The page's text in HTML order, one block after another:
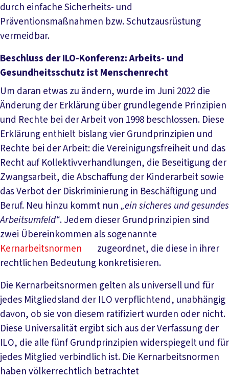
durch einfache Sicherheits- und
Präventionsmaßnahmen bzw. Schutzausrüstung
vermeidbar.
Beschluss der ILO-Konferenz: Arbeits- und
Gesundheitsschutz ist Menschenrecht
Um daran etwas zu ändern, wurde im Juni 2022 die
Änderung der Erklärung über grundlegende Prinzipien
und Rechte bei der Arbeit von 1998 beschlossen. Diese
Erklärung enthielt bislang vier Grundprinzipien und
Rechte bei der Arbeit: die Vereinigungsfreiheit und das
Recht auf Kollektivverhandlungen, die Beseitigung der
Zwangsarbeit, die Abschaffung der Kinderarbeit sowie
das Verbot der Diskriminierung in Beschäftigung und
Beruf. Neu hinzu kommt nun„ein sicheres und gesundes
Arbeitsumfeld“. Jedem dieser Grundprinzipien sind
zwei Übereinkommen als sogenannte
Kernarbeitsnormen
zugeordnet, die diese in ihrer
rechtlichen Bedeutung konkretisieren.
Die Kernarbeitsnormen gelten als universell und für
jedes Mitgliedsland der ILO verpflichtend, unabhängig
davon, ob sie von diesem ratifiziert wurden oder nicht.
Diese Universalität ergibt sich aus der Verfassung der
ILO, die alle fünf Grundprinzipien widerspiegelt und für
jedes Mitglied verbindlich ist. Die Kernarbeitsnormen
haben völkerrechtlich betrachtet